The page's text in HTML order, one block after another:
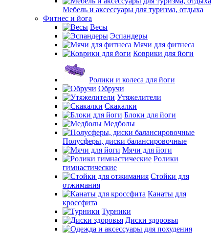
Мебель и аксессуары для туризма, отдыха
Фитнес и йога
Весы
Эспандеры
Мячи для фитнеса
Коврики для йоги
Ролики и колеса для йоги
Обручи
Утяжелители
Скакалки
Блоки для йоги
Медболы
Полусферы, диски балансировочные
Мячи для йоги
Ролики
гимнастические
Стойки для
отжимания
Канаты для
кроссфита
Турники
Диски здоровья